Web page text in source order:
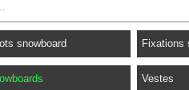
snowboard Fixations
Vestes